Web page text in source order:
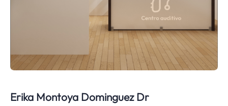
Erika Montoya Dominguez Dr